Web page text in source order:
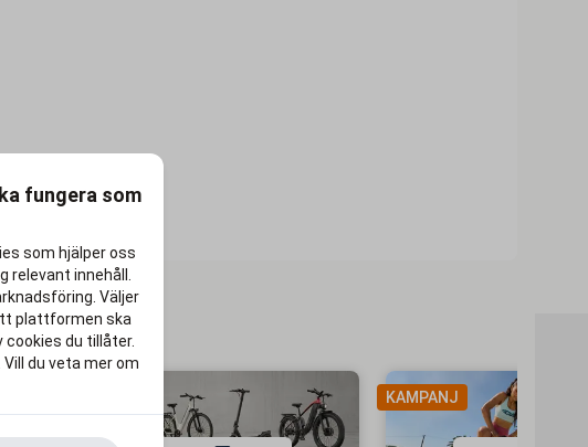
KAMPANJ
fungera som
som hjälper oss
relevant innehåll.
Väljer
plattformen ska
cookies du tillåter.
du veta mer om